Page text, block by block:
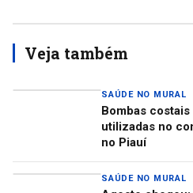
Veja também
SAÚDE NO MURAL
Bombas
utilizadas no
no Piauí
SAÚDE NO MURAL